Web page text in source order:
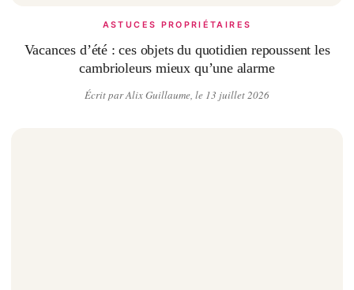
ASTUCES PROPRIÉTAIRES
Vacances d’été : ces objets du quotidien repoussent les
cambrioleurs mieux qu’une alarme
Écrit par Alix Guillaume, le 13 juillet 2026